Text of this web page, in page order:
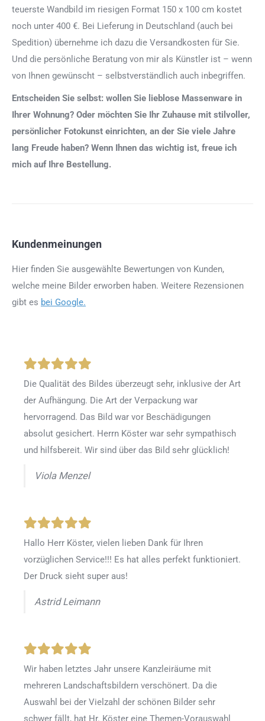
teuerste Wandbild im riesigen Format 150 x 100 cm kostet
noch unter 400 €. Bei Lieferung in Deutschland (auch bei
Spedition) übernehme ich dazu die Versandkosten für Sie.
Und die persönliche Beratung von mir als Künstler ist – wenn
von Ihnen gewünscht – selbstverständlich auch inbegriffen.
Entscheiden Sie selbst: wollen Sie lieblose Massenware in
Ihrer Wohnung? Oder möchten Sie Ihr Zuhause mit stilvoller,
persönlicher Fotokunst einrichten, an der Sie viele Jahre
lang Freude haben? Wenn Ihnen das wichtig ist, freue ich
mich auf Ihre Bestellung.
Kundenmeinungen
Hier finden Sie ausgewählte Bewertungen von Kunden,
welche meine Bilder erworben haben. Weitere Rezensionen
gibt es bei Google.
Die Qualität des Bildes überzeugt sehr, inklusive der Art
der Aufhängung. Die Art der Verpackung war
hervorragend. Das Bild war vor Beschädigungen
absolut gesichert. Herrn Köster war sehr sympathisch
und hilfsbereit. Wir sind über das Bild sehr glücklich!
Viola Menzel
Hallo Herr Köster, vielen lieben Dank für Ihren
vorzüglichen Service!!! Es hat alles perfekt funktioniert.
Der Druck sieht super aus!
Astrid Leimann
Wir haben letztes Jahr unsere Kanzleiräume mit
mehreren Landschaftsbildern verschönert. Da die
Auswahl bei der Vielzahl der schönen Bilder sehr
schwer fällt, hat Hr. Köster eine Themen-Vorauswahl